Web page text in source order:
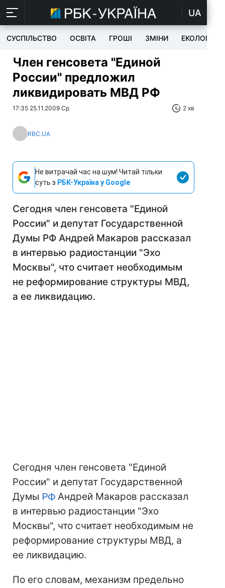
UA
СУСПІЛЬСТВО ОСВІТА ГРОШІ ЗМІНИ ЕКОЛОГІЯ
Член генсовета "Единой
России" предложил
ликвидировать МВД РФ
17:35 25.11.2009 Ср 2 хв
RBC.UA
Не витрачай час на шум! Читай тільки
суть з РБК-Україна у Google
Сегодня член генсовета "Единой
России" и депутат Государственной
Думы РФ Андрей Макаров рассказал
в интервью радиостанции "Эхо
Москвы", что считает необходимым
не реформирование структуры МВД,
а ее ликвидацию.
Сегодня член генсовета "Единой
России" и депутат Государственной
Думы РФ Андрей Макаров рассказал
в интервью радиостанции "Эхо
Москвы", что считает необходимым не
реформирование структуры МВД, а
ее ликвидацию.
По его словам, механизм предельно